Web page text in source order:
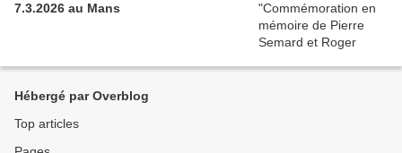
7.3.2026 au Mans
Hébergé par Overblog
Top articles